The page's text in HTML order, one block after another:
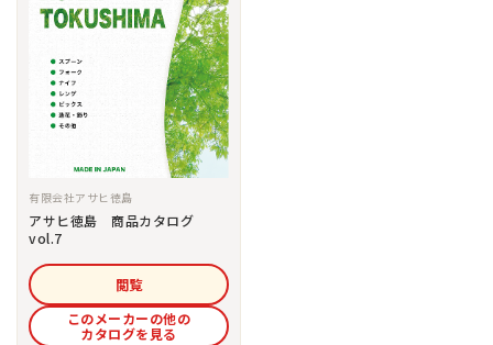
有限会社アサヒ徳島
アサヒ徳島 商品カタログ
vol.7
閲覧
このメーカーの他の
カタログを見る